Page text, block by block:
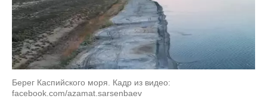
Берег Каспийского моря. Кадр из видео:
facebook.com/azamat.sarsenbaev